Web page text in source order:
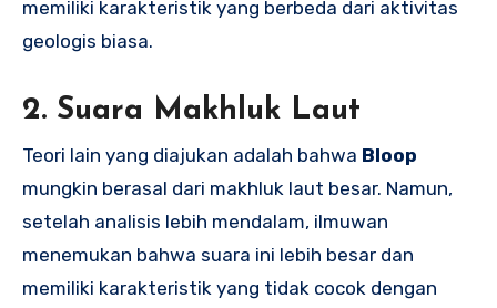
memiliki karakteristik yang berbeda dari aktivitas
geologis biasa.
2. Suara Makhluk Laut
Teori lain yang diajukan adalah bahwa Bloop
mungkin berasal dari makhluk laut besar. Namun,
setelah analisis lebih mendalam, ilmuwan
menemukan bahwa suara ini lebih besar dan
memiliki karakteristik yang tidak cocok dengan